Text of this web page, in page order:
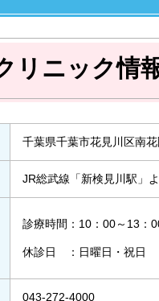
リニック情
千葉県千葉市花見川区南
JR総武線「新検見川駅」
診療時間：10：00～13：
休診日 ：日曜日・祝日
043-272-4000